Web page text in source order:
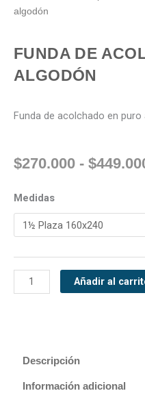
algodón
FUNDA DE
ALGODÓN
Funda de acolchado en puro
$270.000 - $
Medidas
Funda
de
acolchado
puro
algodón
cantidad
Añadir al
Descripción
Información adicional